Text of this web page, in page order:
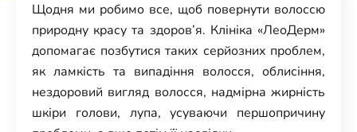
Щодня ми робимо все, щоб повернути волоссю
природну красу та здоров’я. Клініка «ЛеоДерм»
допомагає позбутися таких серйозних проблем,
як ламкість та випадіння волосся, облисіння,
нездоровий вигляд волосся, надмірна жирність
шкіри голови, лупа, усуваючи першопричину